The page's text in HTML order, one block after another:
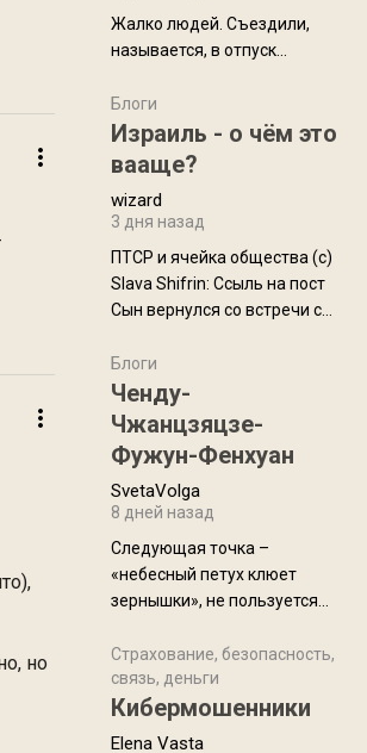
но
Жалко людей. Съездили,
называется, в отпуск...
Блоги
Израиль - о чём это
вааще?
wizard
3 дня назад
ПТСР и ячейка общества (с)
Slava Shifrin: Ссыль на пост
Сын вернулся со встречи с
уже, как демобилизовались,
а продолжают встречаться
почти каждую неделю) и с
порога сообщил: "Эйтан
разводится!" Эйтан -
мальчик из религиозной
семьи, из тех, кого называют
"вязаные кипы". С 2022-го
Блоги
Ченду-
Чжанцзяцзе-
Фужун-Фенхуан
SvetaVolga
8 дней назад
Следующая точка –
«небесный петух клюет
зернышки», не пользуется
заслужено, и чтобы попасть
на начало тропы показали
водителю карту, иначе
Страхование, безопасность,
связь, деньги
Кибермошенники
Elena Vasta